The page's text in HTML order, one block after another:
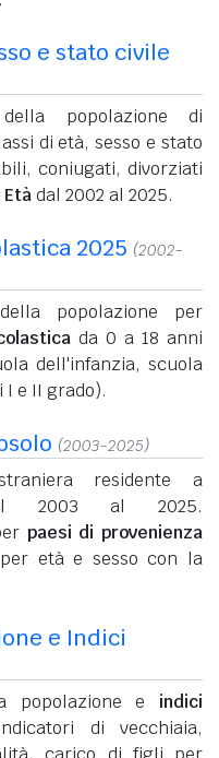
e stato civile
della popolazione di
di età, sesso e stato
coniugati, divorziati
dal 2002 al 2025.
2025 (2002-
popolazione per
da 0 a 18 anni
dell'infanzia, scuola
I e II grado).
(2003-2025)
residente a
2003 al 2025.
paesi di provenienza
età e sesso con la
e Indici
popolazione e indici
di vecchiaia,